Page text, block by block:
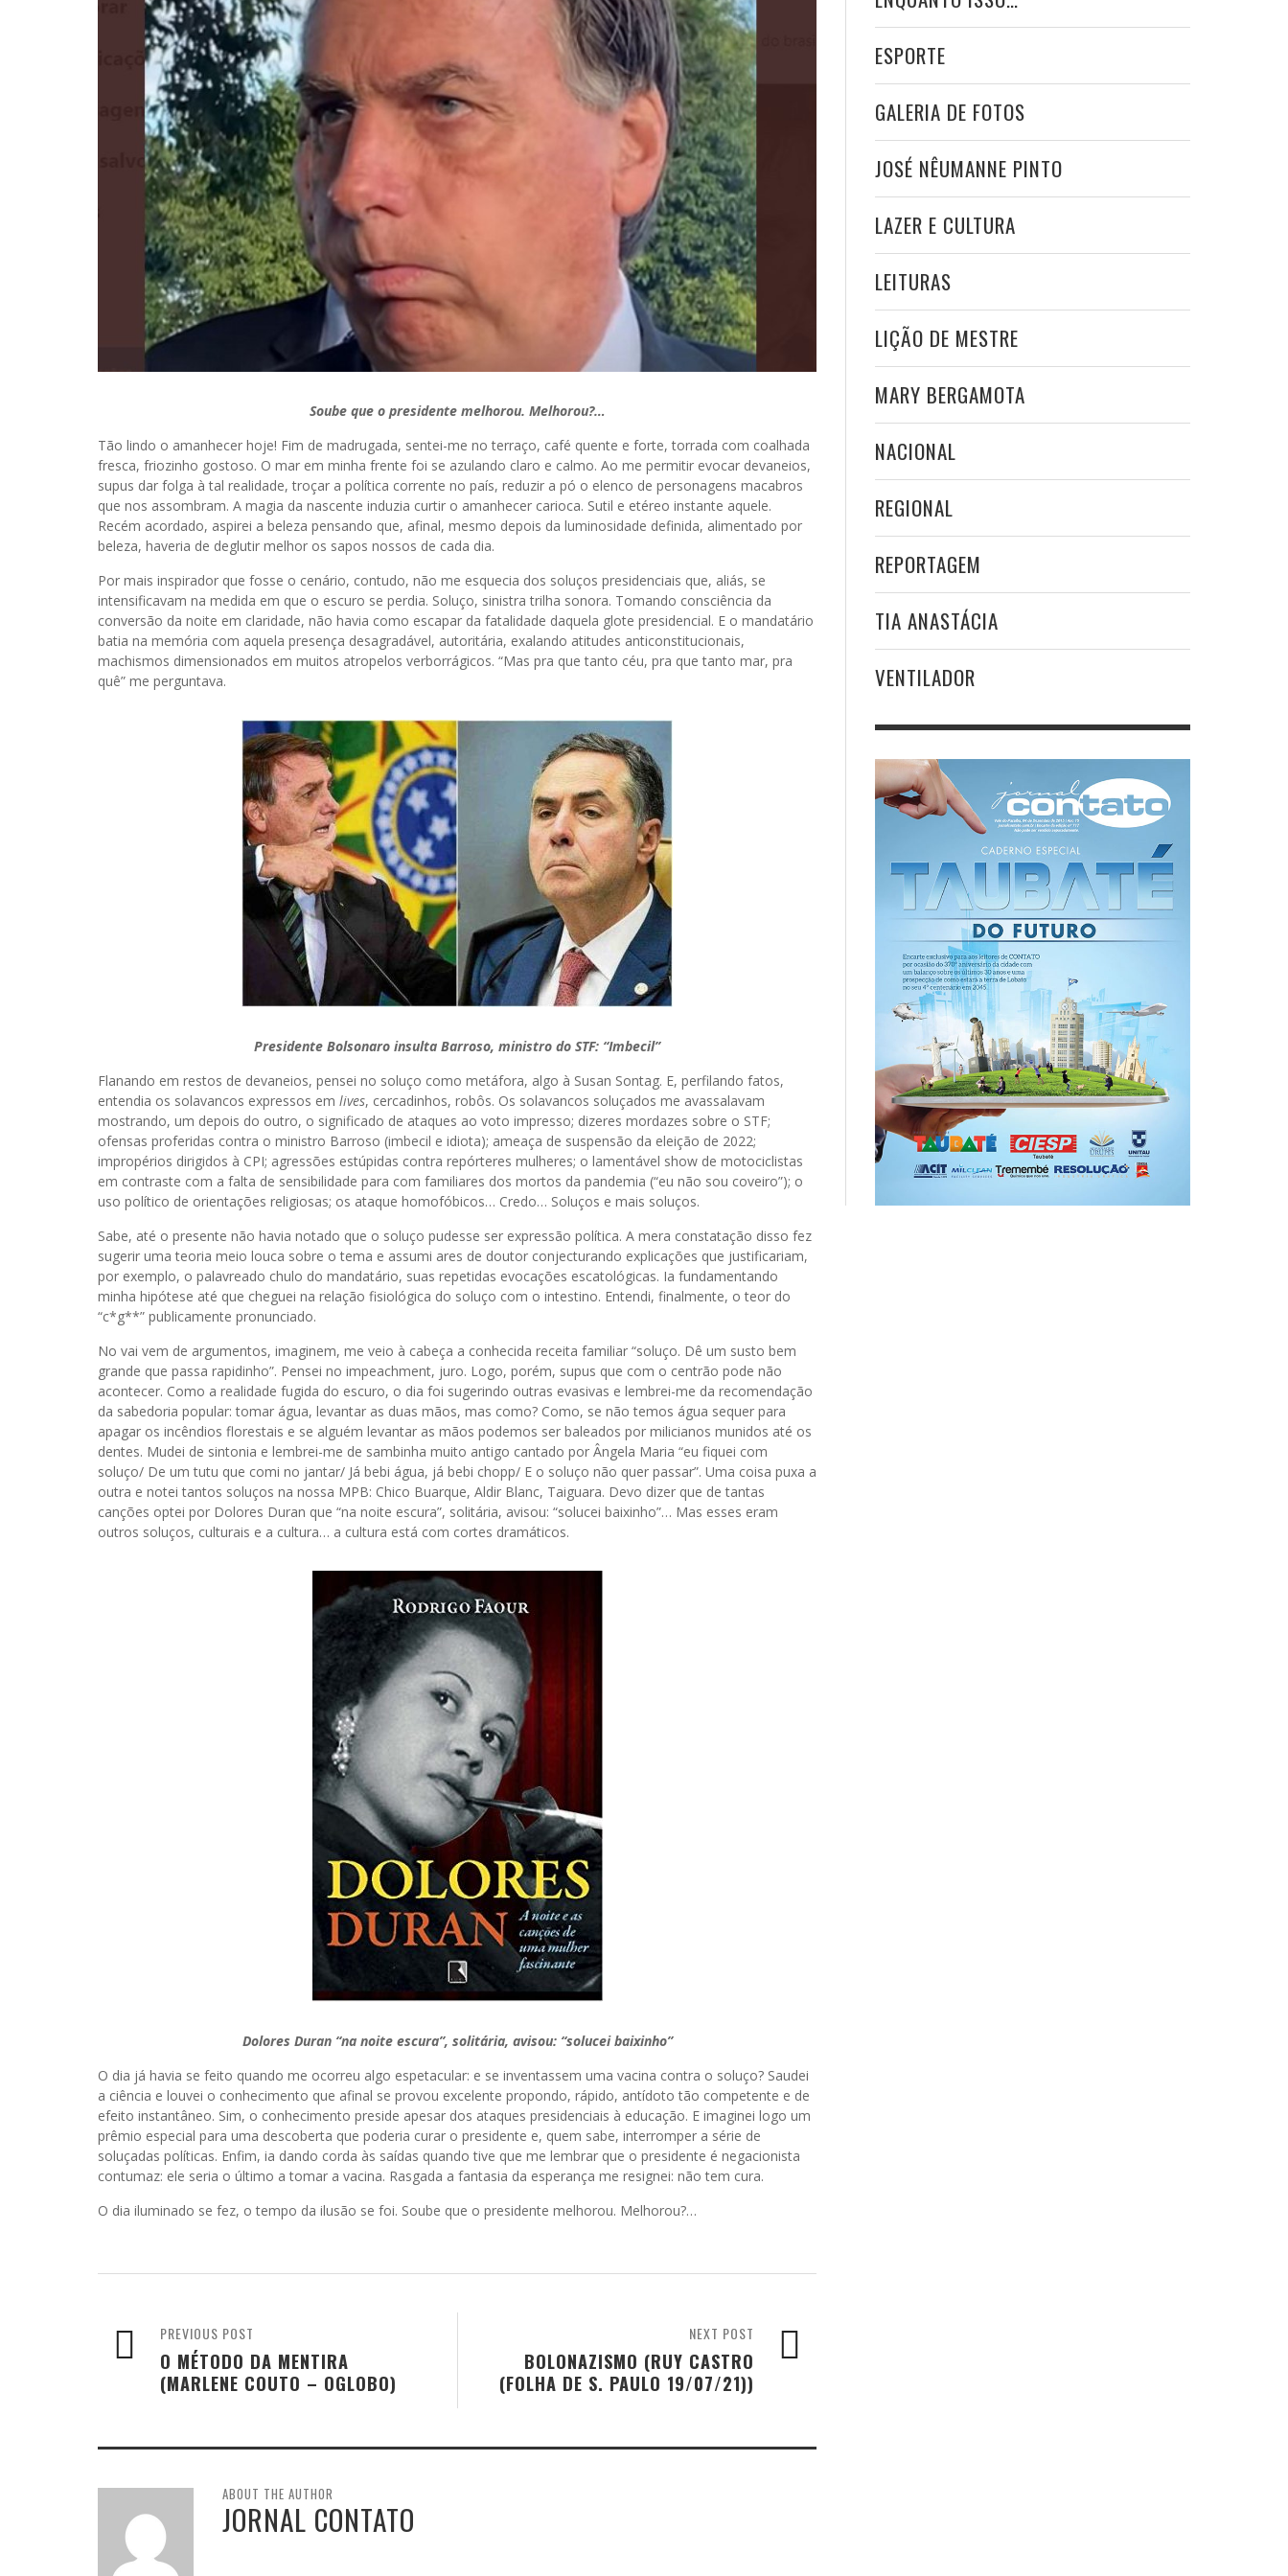
Soube que o presidente melhorou. Melhorou?…
Tão lindo o amanhecer hoje! Fim de madrugada, sentei-me no terraço, café quente e forte, torrada com coalhada
fresca, friozinho gostoso. O mar em minha frente foi se azulando claro e calmo. Ao me permitir evocar devaneios,
supus dar folga à tal realidade, troçar a política corrente no país, reduzir a pó o elenco de personagens macabros
que nos assombram. A magia da nascente induzia curtir o amanhecer carioca. Sutil e etéreo instante aquele.
Recém acordado, aspirei a beleza pensando que, afinal, mesmo depois da luminosidade definida, alimentado por
beleza, haveria de deglutir melhor os sapos nossos de cada dia.
Por mais inspirador que fosse o cenário, contudo, não me esquecia dos soluços presidenciais que, aliás, se
intensificavam na medida em que o escuro se perdia. Soluço, sinistra trilha sonora. Tomando consciência da
conversão da noite em claridade, não havia como escapar da fatalidade daquela glote presidencial. E o mandatário
batia na memória com aquela presença desagradável, autoritária, exalando atitudes anticonstitucionais,
machismos dimensionados em muitos atropelos verborrágicos. “Mas pra que tanto céu, pra que tanto mar, pra
quê” me perguntava.
Presidente Bolsonaro insulta Barroso, ministro do STF: “Imbecil”
Flanando em restos de devaneios, pensei no soluço como metáfora, algo à Susan Sontag. E, perfilando fatos,
entendia os solavancos expressos em lives, cercadinhos, robôs. Os solavancos soluçados me avassalavam
mostrando, um depois do outro, o significado de ataques ao voto impresso; dizeres mordazes sobre o STF;
ofensas proferidas contra o ministro Barroso (imbecil e idiota); ameaça de suspensão da eleição de 2022;
impropérios dirigidos à CPI; agressões estúpidas contra repórteres mulheres; o lamentável show de motociclistas
em contraste com a falta de sensibilidade para com familiares dos mortos da pandemia (“eu não sou coveiro”); o
uso político de orientações religiosas; os ataque homofóbicos… Credo… Soluços e mais soluços.
Sabe, até o presente não havia notado que o soluço pudesse ser expressão política. A mera constatação disso fez
sugerir uma teoria meio louca sobre o tema e assumi ares de doutor conjecturando explicações que justificariam,
por exemplo, o palavreado chulo do mandatário, suas repetidas evocações escatológicas. Ia fundamentando
minha hipótese até que cheguei na relação fisiológica do soluço com o intestino. Entendi, finalmente, o teor do
“c*g**” publicamente pronunciado.
No vai vem de argumentos, imaginem, me veio à cabeça a conhecida receita familiar “soluço. Dê um susto bem
grande que passa rapidinho”. Pensei no impeachment, juro. Logo, porém, supus que com o centrão pode não
acontecer. Como a realidade fugida do escuro, o dia foi sugerindo outras evasivas e lembrei-me da recomendação
da sabedoria popular: tomar água, levantar as duas mãos, mas como? Como, se não temos água sequer para
apagar os incêndios florestais e se alguém levantar as mãos podemos ser baleados por milicianos munidos até os
dentes. Mudei de sintonia e lembrei-me de sambinha muito antigo cantado por Ângela Maria “eu fiquei com
soluço/ De um tutu que comi no jantar/ Já bebi água, já bebi chopp/ E o soluço não quer passar”. Uma coisa puxa a
outra e notei tantos soluços na nossa MPB: Chico Buarque, Aldir Blanc, Taiguara. Devo dizer que de tantas
canções optei por Dolores Duran que “na noite escura”, solitária, avisou: “solucei baixinho”… Mas esses eram
outros soluços, culturais e a cultura… a cultura está com cortes dramáticos.
Dolores Duran “na noite escura”, solitária, avisou: “solucei baixinho”
O dia já havia se feito quando me ocorreu algo espetacular: e se inventassem uma vacina contra o soluço? Saudei
a ciência e louvei o conhecimento que afinal se provou excelente propondo, rápido, antídoto tão competente e de
efeito instantâneo. Sim, o conhecimento preside apesar dos ataques presidenciais à educação. E imaginei logo um
prêmio especial para uma descoberta que poderia curar o presidente e, quem sabe, interromper a série de
soluçadas políticas. Enfim, ia dando corda às saídas quando tive que me lembrar que o presidente é negacionista
contumaz: ele seria o último a tomar a vacina. Rasgada a fantasia da esperança me resignei: não tem cura.
O dia iluminado se fez, o tempo da ilusão se foi. Soube que o presidente melhorou. Melhorou?…
NEXT POST
BOLONAZISMO (RUY CASTRO
(FOLHA DE S. PAULO 19/07/21))
PREVIOUS POST
O MÉTODO DA MENTIRA
(MARLENE COUTO – OGLOBO)
ABOUT THE AUTHOR
JORNAL CONTATO
ESPORTE
GALERIA DE FOTOS
JOSÉ NÊUMANNE PINTO
LAZER E CULTURA
LEITURAS
LIÇÃO DE MESTRE
MARY BERGAMOTA
NACIONAL
REGIONAL
REPORTAGEM
TIA ANASTÁCIA
VENTILADOR